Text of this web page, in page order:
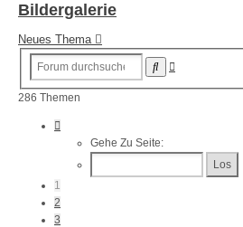
Bildergalerie
Neues Thema
Suche
286 Themen
Gehe Zu Seite:
1
2
3